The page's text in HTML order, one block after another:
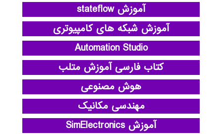
آموزش stateflow
آموزش شبکه های کامپیوتری
Automation Studio
کتاب فارسی آموزش متلب
هوش مصنوعی
مهندسی مکانیک
آموزش SimElectronics